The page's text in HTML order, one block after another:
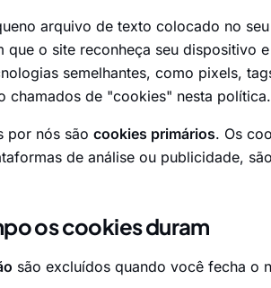
arquivo de texto colocado no
que o site reconheça seu dispositivo
semelhantes, como pixels,
chamados de "cookies" nesta política.
por nós são cookies primários. Os
de análise ou publicidade,
os cookies duram
são excluídos quando você fecha o